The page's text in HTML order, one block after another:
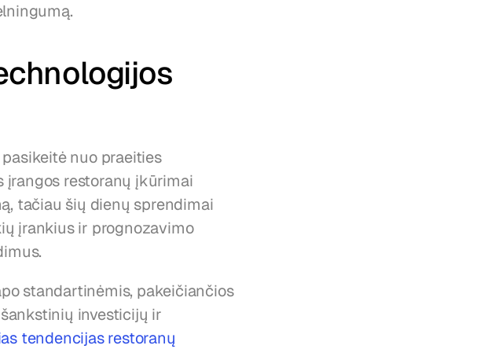
nuo praeities
įrangos restoranų įkūrimai
tačiau šių dienų sprendimai
įrankius ir prognozavimo
standartinėmis, pakeičiančios
investicijų ir
tendencijas restoranų